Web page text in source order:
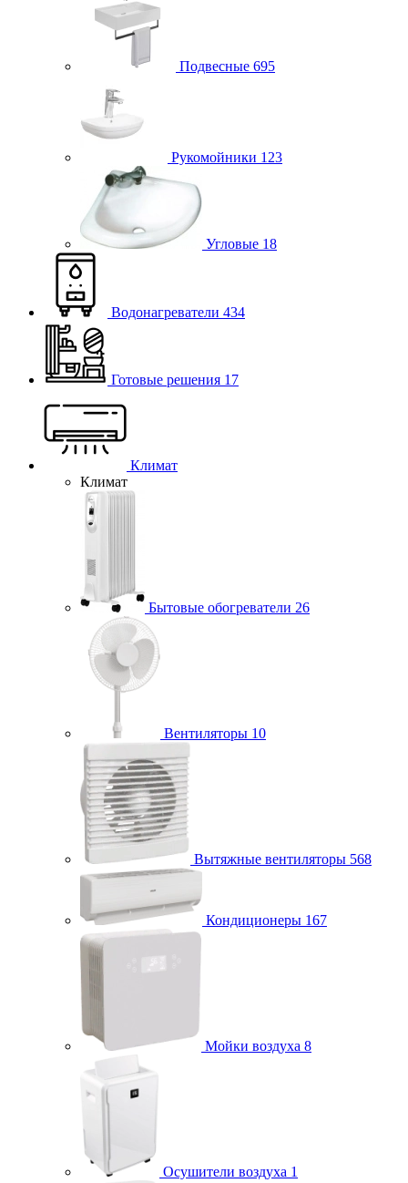
Подвесные 695
Рукомойники 123
Угловые 18
Водонагреватели 434
Готовые решения 17
Климат
Климат
Бытовые обогреватели 26
Вентиляторы 10
Вытяжные вентиляторы 568
Кондиционеры 167
Мойки воздуха 8
Осушители воздуха 1